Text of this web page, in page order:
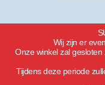
Wij zijn er
Onze winkel zal
Tijdens deze periode